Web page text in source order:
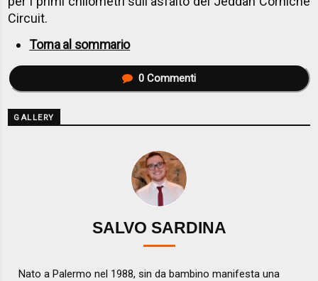
Circuit.
Torna al sommario
0Commenti
GALLERY
SALVO SARDINA
Nato a Palermo nel 1988, sin da bambino manifesta una